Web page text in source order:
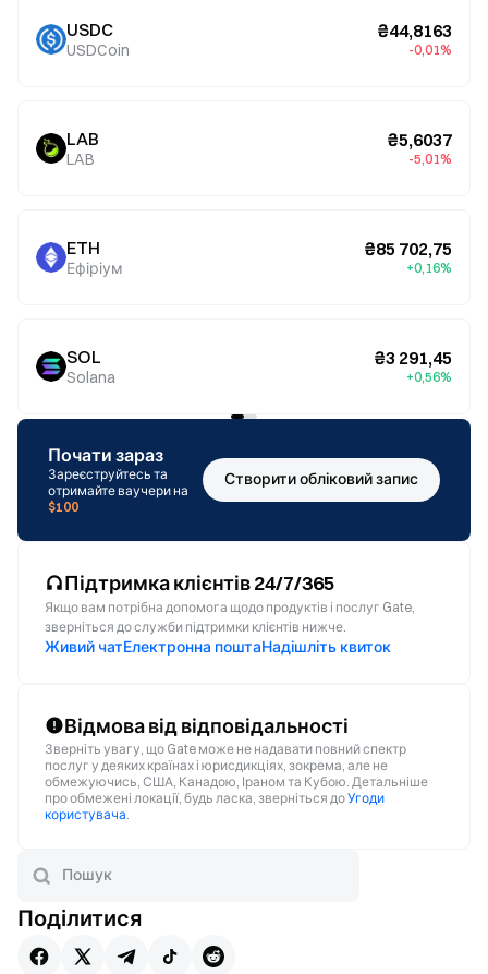
USDC
USDCoin
₴44,8163
-0,01%
LAB
LAB
₴5,6037
-5,01%
ETH
Ефіріум
₴85 702,75
+0,16%
SOL
Solana
₴3 291,45
+0,56%
Почати зараз
Зареєструйтесь та
отримайте ваучери на
$100
Створити обліковий запис
Підтримка клієнтів 24/7/365
Якщо вам потрібна допомога щодо продуктів і послуг Gate,
зверніться до служби підтримки клієнтів нижче.
Живий чатЕлектронна поштаНадішліть квиток
Відмова від відповідальності
Зверніть увагу, що Gate може не надавати повний спектр
послуг у деяких країнах і юрисдикціях, зокрема, але не
обмежуючись, США, Канадою, Іраном та Кубою. Детальніше
про обмежені локації, будь ласка, зверніться доУгоди
користувача
Поділитися